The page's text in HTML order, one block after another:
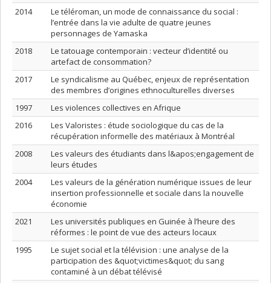
2014
Le téléroman, un mode de connaissance du social :
l’entrée dans la vie adulte de quatre jeunes
personnages de Yamaska
2018
Le tatouage contemporain : vecteur d’identité ou
artefact de consommation?
2017
Le syndicalisme au Québec, enjeux de représentation
des membres d’origines ethnoculturelles diverses
1997
Les violences collectives en Afrique
2016
Les Valoristes : étude sociologique du cas de la
récupération informelle des matériaux à Montréal
2008
Les valeurs des étudiants dans l&apos;engagement de
leurs études
2004
Les valeurs de la génération numérique issues de leur
insertion professionnelle et sociale dans la nouvelle
économie
2021
Les universités publiques en Guinée à l’heure des
réformes : le point de vue des acteurs locaux
1995
Le sujet social et la télévision : une analyse de la
participation des &quot;victimes&quot; du sang
contaminé à un débat télévisé